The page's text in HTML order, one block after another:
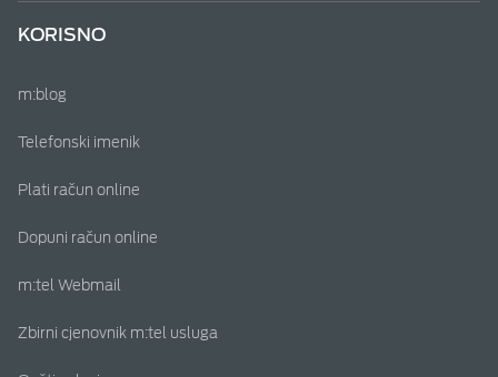
KORISNO
m:blog
Telefonski imenik
Plati račun online
Dopuni račun online
m:tel Webmail
Zbirni cjenovnik m:tel usluga